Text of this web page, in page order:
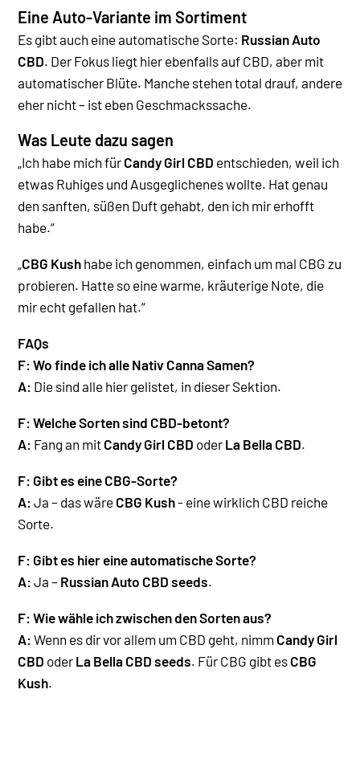
Eine Auto-Variante im Sortiment
Es gibt auch eine automatische Sorte: Russian Auto
CBD. Der Fokus liegt hier ebenfalls auf CBD, aber mit
automatischer Blüte. Manche stehen total drauf, andere
eher nicht – ist eben Geschmackssache.
Was Leute dazu sagen
„Ich habe mich für Candy Girl CBD entschieden, weil ich
etwas Ruhiges und Ausgeglichenes wollte. Hat genau
den sanften, süßen Duft gehabt, den ich mir erhofft
habe.“
CBG Kush habe ich genommen, einfach um mal CBG zu
probieren. Hatte so eine warme, kräuterige Note, die
mir echt gefallen hat.“
FAQs
F: Wo finde ich alle Nativ Canna Samen?
A: Die sind alle hier gelistet, in dieser Sektion.
F: Welche Sorten sind CBD-betont?
A: Fang an mit Candy Girl CBD oder La Bella CBD.
F: Gibt es eine CBG-Sorte?
A: Ja – das wäre CBG Kush- eine wirklich CBD reiche
Sorte.
F: Gibt es hier eine automatische Sorte?
A: Ja – Russian Auto CBD seeds.
F: Wie wähle ich zwischen den Sorten aus?
A: Wenn es dir vor allem um CBD geht, nimm Candy Girl
CBD oder La Bella CBD seeds. Für CBG gibt es CBG
Kush.